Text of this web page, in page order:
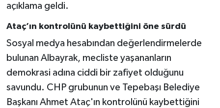
açıklama geldi.
Ataç’ın kontrolünü kaybettiğini öne sürdü
Sosyal medya hesabından değerlendirmelerde
bulunan Albayrak, mecliste yaşananların
demokrasi adına ciddi bir zafiyet olduğunu
savundu. CHP grubunun ve Tepebaşı Belediye
Başkanı Ahmet Ataç'ın kontrolünü kaybettiğini